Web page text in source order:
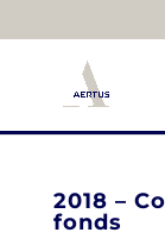
2018 –
fonds